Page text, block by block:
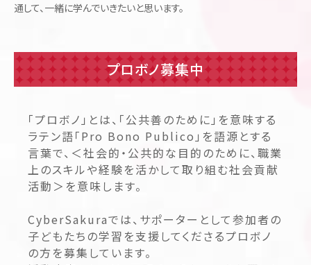
通して、一緒に学んでいきたいと思います。
プロボノ募集中
「プロボノ」とは、「公共善のために」を意味する
ラテン語「Pro Bono Publico」を語源とする
言葉で、＜社会的・公共的な目的のために、職業
上のスキルや経験を活かして取り組む社会貢献
活動＞を意味します。
CyberSakuraでは、サポーターとして参加者の
子どもたちの学習を支援してくださるプロボノ
の方を募集しています。